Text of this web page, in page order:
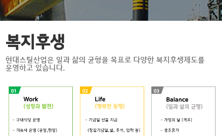
복지후생
현대스틸산업은 일과 삶의 균형을 목표로 다양한 복지후생제도를
운영하고 있습니다.